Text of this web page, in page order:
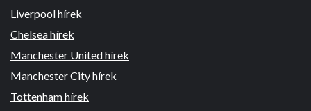
Liverpool hírek
Chelsea hírek
Manchester United hírek
Manchester City hírek
Tottenham hírek